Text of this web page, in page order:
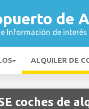
de
e Información de
ALQUILER DE
coches de